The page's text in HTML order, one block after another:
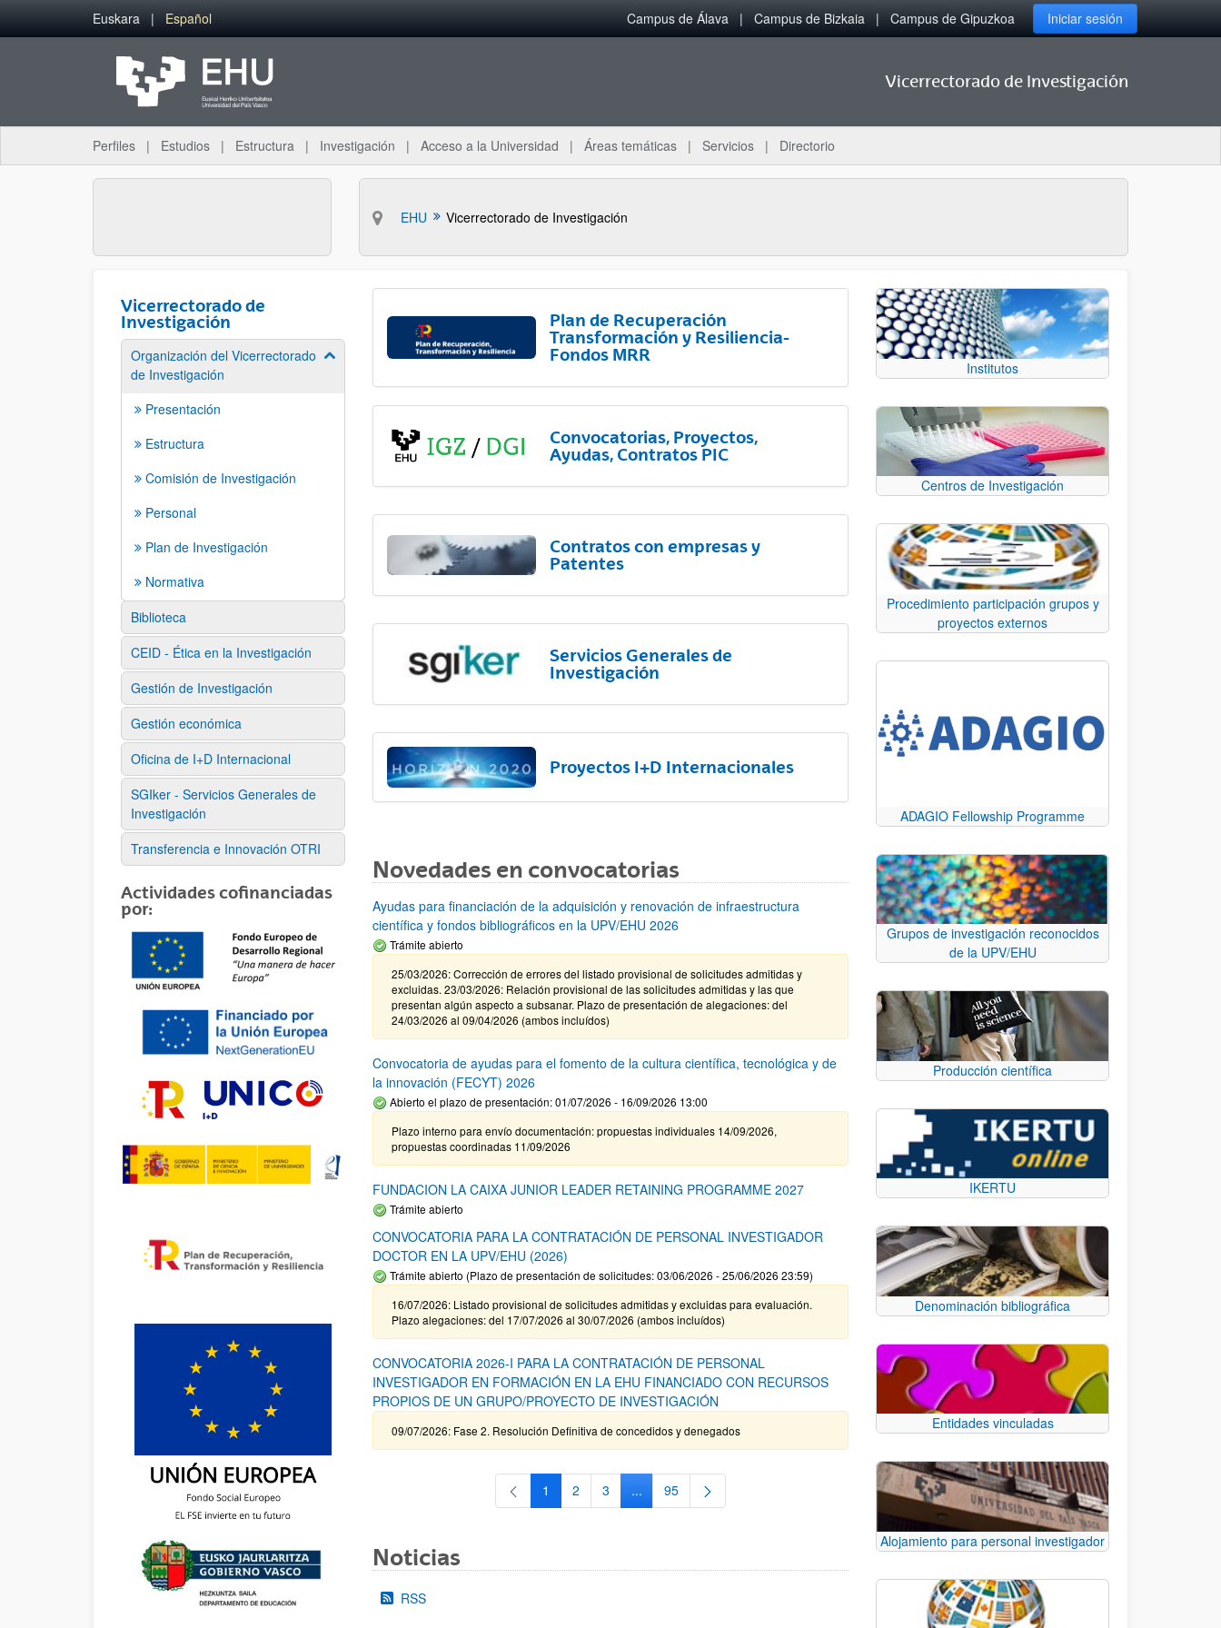
Saltar al contenido principal
Euskara Español Campus de Álava Campus de Bizkaia Campus de Gipuzkoa Iniciar sesión
Vicerrectorado de Investigación
Perfiles Estudios Estructura Investigación Acceso a la Universidad Áreas temáticas Servicios Directorio
EHU Vicerrectorado de Investigación
Vicerrectorado de
Investigación
Organización del Vicerrectorado
de Investigación
Mostrar/ocultar subpáginas
Presentación
Estructura
Comisión de Investigación
Personal
Plan de Investigación
Normativa
Biblioteca
CEID - Ética en la Investigación
Gestión de Investigación
Gestión económica
Oficina de I+D Internacional
SGIker - Servicios Generales de
Investigación
Transferencia e Innovación OTRI
Actividades cofinanciadas
por:
Plan de Recuperación
Transformación y Resiliencia-
Fondos MRR
Convocatorias, Proyectos,
Ayudas, Contratos PIC
Contratos con empresas y
Patentes
Servicios Generales de
Investigación
Proyectos I+D Internacionales
Novedades en convocatorias
Ayudas para financiación de la adquisición y renovación de infraestructura
científica y fondos bibliográficos en la UPV/EHU 2026
Trámite abierto
25/03/2026: Corrección de errores del listado provisional de solicitudes admitidas y
excluidas. 23/03/2026: Relación provisional de las solicitudes admitidas y las que
presentan algún aspecto a subsanar. Plazo de presentación de alegaciones: del
24/03/2026 al 09/04/2026 (ambos incluídos)
Convocatoria de ayudas para el fomento de la cultura científica, tecnológica y de
la innovación (FECYT) 2026
Abierto el plazo de presentación: 01/07/2026 - 16/09/2026 13:00
Plazo interno para envío documentación: propuestas individuales 14/09/2026,
propuestas coordinadas 11/09/2026
FUNDACION LA CAIXA JUNIOR LEADER RETAINING PROGRAMME 2027
Trámite abierto
CONVOCATORIA PARA LA CONTRATACIÓN DE PERSONAL INVESTIGADOR
DOCTOR EN LA UPV/EHU (2026)
Trámite abierto (Plazo de presentación de solicitudes: 03/06/2026 - 25/06/2026 23:59)
16/07/2026: Listado provisional de solicitudes admitidas y excluidas para evaluación.
Plazo alegaciones: del 17/07/2026 al 30/07/2026 (ambos incluídos)
CONVOCATORIA 2026-I PARA LA CONTRATACIÓN DE PERSONAL
INVESTIGADOR EN FORMACIÓN EN LA EHU FINANCIADO CON RECURSOS
PROPIOS DE UN GRUPO/PROYECTO DE INVESTIGACIÓN
09/07/2026: Fase 2. Resolución Definitiva de concedidos y denegados
Página
1 Página
2 Página
3 ...Páginas intermedias Use TAB para desplazarse.
Página
95
Noticias
RSS
Institutos
Centros de Investigación
Procedimiento participación grupos y
proyectos externos
ADAGIO Fellowship Programme
Grupos de investigación reconocidos
de la UPV/EHU
Producción científica
IKERTU
Denominación bibliográfica
Entidades vinculadas
Alojamiento para personal investigador